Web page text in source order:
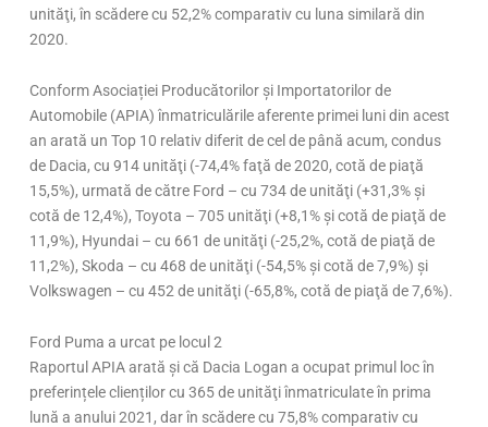
unităţi, în scădere cu 52,2% comparativ cu luna similară din
2020.
Conform Asociației Producătorilor și Importatorilor de
Automobile (APIA) înmatriculările aferente primei luni din acest
an arată un Top 10 relativ diferit de cel de până acum, condus
de Dacia, cu 914 unităţi (-74,4% faţă de 2020, cotă de piaţă
15,5%), urmată de către Ford – cu 734 de unităţi (+31,3% şi
cotă de 12,4%), Toyota – 705 unităţi (+8,1% şi cotă de piaţă de
11,9%), Hyundai – cu 661 de unităţi (-25,2%, cotă de piaţă de
11,2%), Skoda – cu 468 de unităţi (-54,5% şi cotă de 7,9%) şi
Volkswagen – cu 452 de unităţi (-65,8%, cotă de piaţă de 7,6%).
Ford Puma a urcat pe locul 2
Raportul APIA arată și că Dacia Logan a ocupat primul loc în
preferințele clienților cu 365 de unităţi înmatriculate în prima
lună a anului 2021, dar în scădere cu 75,8% comparativ cu